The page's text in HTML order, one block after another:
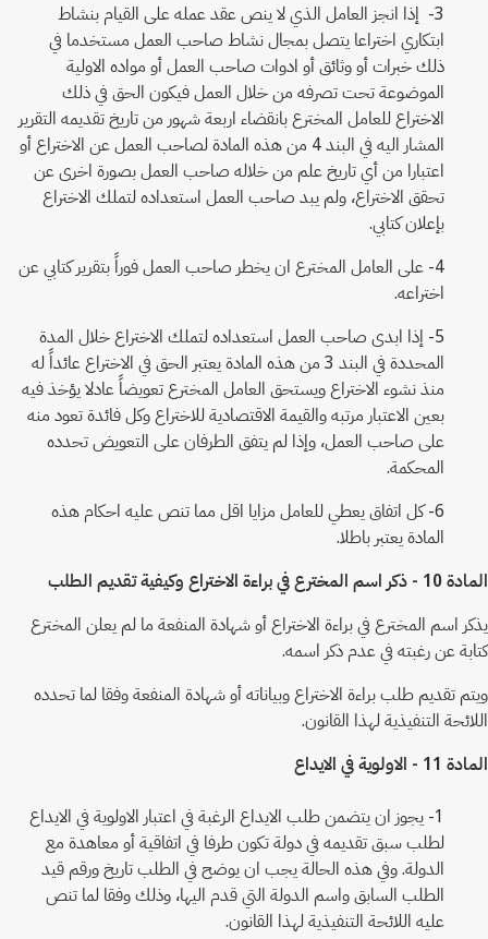
3- إذا انجز العامل الذي لا ينص عقد عمله على القيام بنشاط
ابتكاري اختراعا يتصل بمجال نشاط صاحب العمل مستخدما في
ذلك خبرات أو وثائق أو ادوات صاحب العمل أو مواده الاولية
الموضوعة تحت تصرفه من خلال العمل فيكون الحق في ذلك
الاختراع للعامل المخترع بانقضاء اربعة شهور من تاريخ تقديمه التقرير
المشار اليه في البند 4 من هذه المادة لصاحب العمل عن الاختراع أو
اعتبارا من أي تاريخ علم من خلاله صاحب العمل بصورة اخرى عن
تحقق الاختراع، ولم يبد صاحب العمل استعداده لتملك الاختراع
بإعلان كتابي.
4- على العامل المخترع ان يخطر صاحب العمل فوراً بتقرير كتابي عن
اختراعه.
5- إذا ابدى صاحب العمل استعداده لتملك الاختراع خلال المدة
المحددة في البند 3 من هذه المادة يعتبر الحق في الاختراع عائداً له
منذ نشوء الاختراع ويستحق العامل المخترع تعويضاً عادلا يؤخذ فيه
بعين الاعتبار مرتبه والقيمة الاقتصادية للاختراع وكل فائدة تعود منه
على صاحب العمل، وإذا لم يتفق الطرفان على التعويض تحدده
المحكمة.
6- كل اتفاق يعطي للعامل مزايا اقل مما تنص عليه احكام هذه
المادة يعتبر باطلا.
المادة 10 - ذكر اسم المخترع في براءة الاختراع وكيفية تقديم الطلب
يذكر اسم المخترع في براءة الاختراع أو شهادة المنفعة ما لم يعلن المخترع
كتابة عن رغبته في عدم ذكر اسمه.
ويتم تقديم طلب براءة الاختراع وبياناته أو شهادة المنفعة وفقا لما تحدده
اللائحة التنفيذية لهذا القانون.
المادة 11 - الاولوية في الايداع
1- يجوز ان يتضمن طلب الايداع الرغبة في اعتبار الاولوية في الايداع
لطلب سبق تقديمه في دولة تكون طرفا في اتفاقية أو معاهدة مع
الدولة. وفي هذه الحالة يجب ان يوضح في الطلب تاريخ ورقم قيد
الطلب السابق واسم الدولة التي قدم اليها، وذلك وفقا لما تنص
عليه اللائحة التنفيذية لهذا القانون.